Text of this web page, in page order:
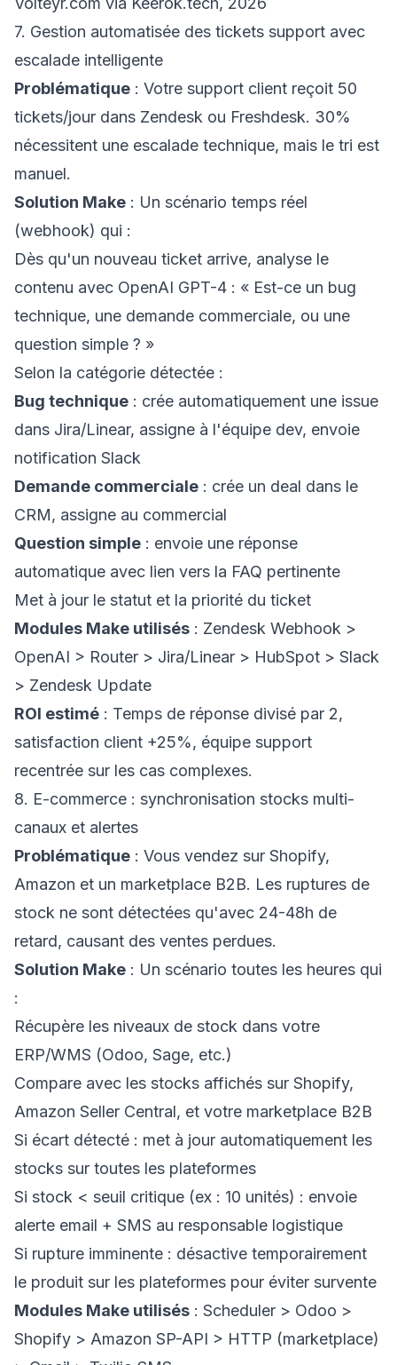
7. Gestion automatisée des tickets support avec
escalade intelligente
Problématique : Votre support client reçoit 50
tickets/jour dans Zendesk ou Freshdesk. 30%
nécessitent une escalade technique, mais le tri est
manuel.
Solution Make : Un scénario temps réel
(webhook) qui :
Dès qu'un nouveau ticket arrive, analyse le
contenu avec OpenAI GPT-4 : « Est-ce un bug
technique, une demande commerciale, ou une
question simple ? »
Selon la catégorie détectée :
Bug technique : crée automatiquement une issue
dans Jira/Linear, assigne à l'équipe dev, envoie
notification Slack
Demande commerciale : crée un deal dans le
CRM, assigne au commercial
Question simple : envoie une réponse
automatique avec lien vers la FAQ pertinente
Met à jour le statut et la priorité du ticket
Modules Make utilisés : Zendesk Webhook >
OpenAI > Router > Jira/Linear > HubSpot > Slack
> Zendesk Update
ROI estimé : Temps de réponse divisé par 2,
satisfaction client +25%, équipe support
recentrée sur les cas complexes.
8. E-commerce : synchronisation stocks multi-
canaux et alertes
Problématique : Vous vendez sur Shopify,
Amazon et un marketplace B2B. Les ruptures de
stock ne sont détectées qu'avec 24-48h de
retard, causant des ventes perdues.
Solution Make : Un scénario toutes les heures qui
:
Récupère les niveaux de stock dans votre
ERP/WMS (Odoo, Sage, etc.)
Compare avec les stocks affichés sur Shopify,
Amazon Seller Central, et votre marketplace B2B
Si écart détecté : met à jour automatiquement les
stocks sur toutes les plateformes
Si stock < seuil critique (ex : 10 unités) : envoie
alerte email + SMS au responsable logistique
Si rupture imminente : désactive temporairement
le produit sur les plateformes pour éviter survente
Modules Make utilisés : Scheduler > Odoo >
Shopify > Amazon SP-API > HTTP (marketplace)